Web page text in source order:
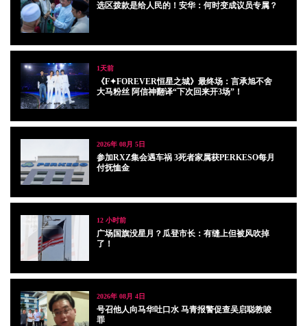
选区拨款是给人民的！安华：何时变成议员专属？
1天前
《F✦FOREVER恒星之城》最终场：言承旭不舍
大马粉丝 阿信神翻译“下次回来开3场”！
2026年 08月 5日
参加RXZ集会遇车祸 3死者家属获PERKESO每月
付抚恤金
12 小时前
广场国旗没星月？瓜登市长：有缝上但被风吹掉
了！
2026年 08月 4日
号召他人向马华吐口水 马青报警促查吴启聪教唆
罪